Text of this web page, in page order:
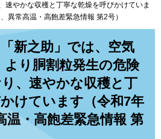
速やかな収穫と丁寧な乾燥を呼びかけていま
異常高温・高飽差緊急情報 第2号）
新之助」では、空気
り胴割粒発生の危険
、速やかな収穫と丁
けています（令和7年
温・高飽差緊急情報 第